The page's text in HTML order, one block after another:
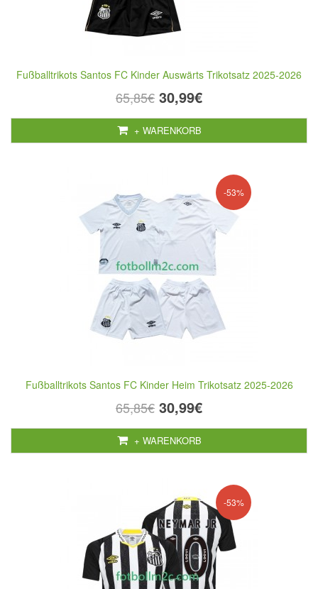
Fußballtrikots Santos FC Kinder Auswärts Trikotsatz 2025-2026
65,85€ 30,99€
+ WARENKORB
-53%
Fußballtrikots Santos FC Kinder Heim Trikotsatz 2025-2026
65,85€ 30,99€
+ WARENKORB
-53%